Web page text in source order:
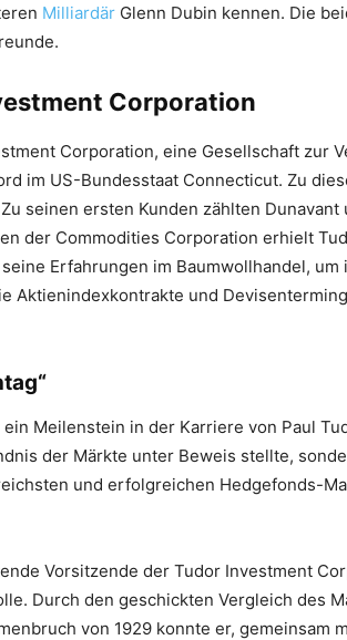
Milliardär Glenn Dubin kennen. Die
Corporation
Corporation, eine Gesellschaft zur
im US-Bundesstaat Connecticut. Zu
seinen ersten Kunden zählten Dunavant
der Commodities Corporation erhielt
Erfahrungen im Baumwollhandel, um
Aktienindexkontrakte und
Meilenstein in der Karriere von Paul
der Märkte unter Beweis stellte,
und erfolgreichen Hedgefonds-
Vorsitzende der Tudor Investment
Durch den geschickten Vergleich des
von 1929 konnte er, gemeinsam